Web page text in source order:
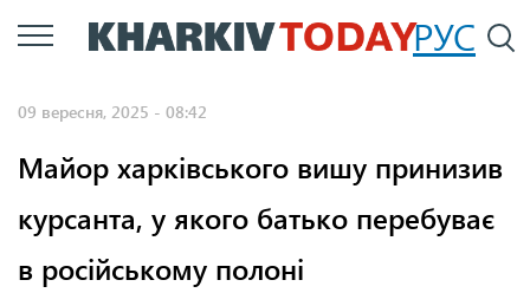
Перейти
до
РУС
09 вересня, 2025 - 08:42
Майор харківського вишу принизив
курсанта, у якого батько перебуває
в російському полоні